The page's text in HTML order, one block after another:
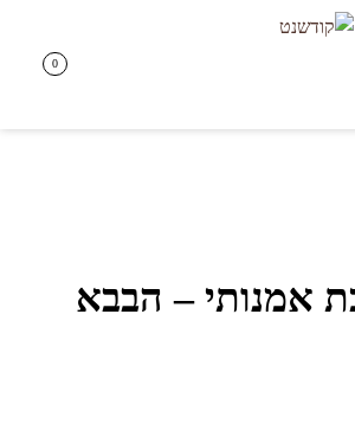
0
אמנותי – הבבא
0